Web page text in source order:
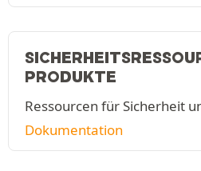
PRODUKTE
Ressourcen für Sicherheit
Dokumentation